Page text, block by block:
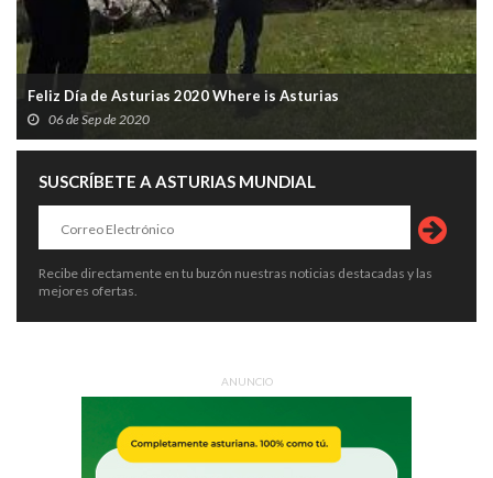
Feliz Día de Asturias 2020 Where is Asturias
06 de Sep de 2020
SUSCRÍBETE A ASTURIAS MUNDIAL
Recibe directamente en tu buzón nuestras noticias destacadas y las
mejores ofertas.
ANUNCIO